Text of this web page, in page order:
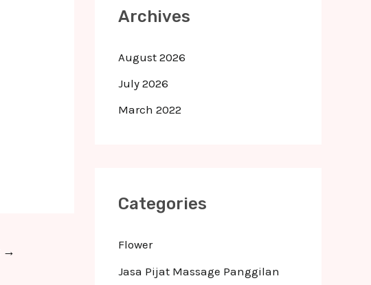
→
Archives
August 2026
July 2026
March 2022
Categories
Flower
Jasa Pijat Massage Panggilan